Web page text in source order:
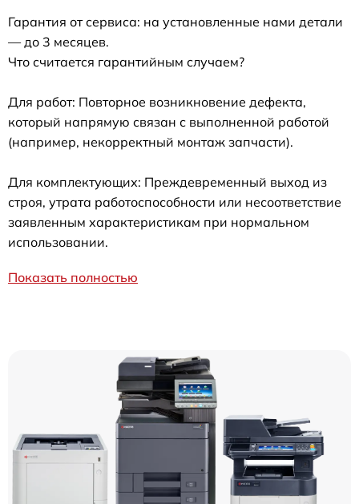
Гарантия от сервиса: на установленные нами детали
— до 3 месяцев.
Что считается гарантийным случаем?
Для работ: Повторное возникновение дефекта,
который напрямую связан с выполненной работой
(например, некорректный монтаж запчасти).
Для комплектующих: Преждевременный выход из
строя, утрата работоспособности или несоответствие
заявленным характеристикам при нормальном
использовании.
Показать полностью